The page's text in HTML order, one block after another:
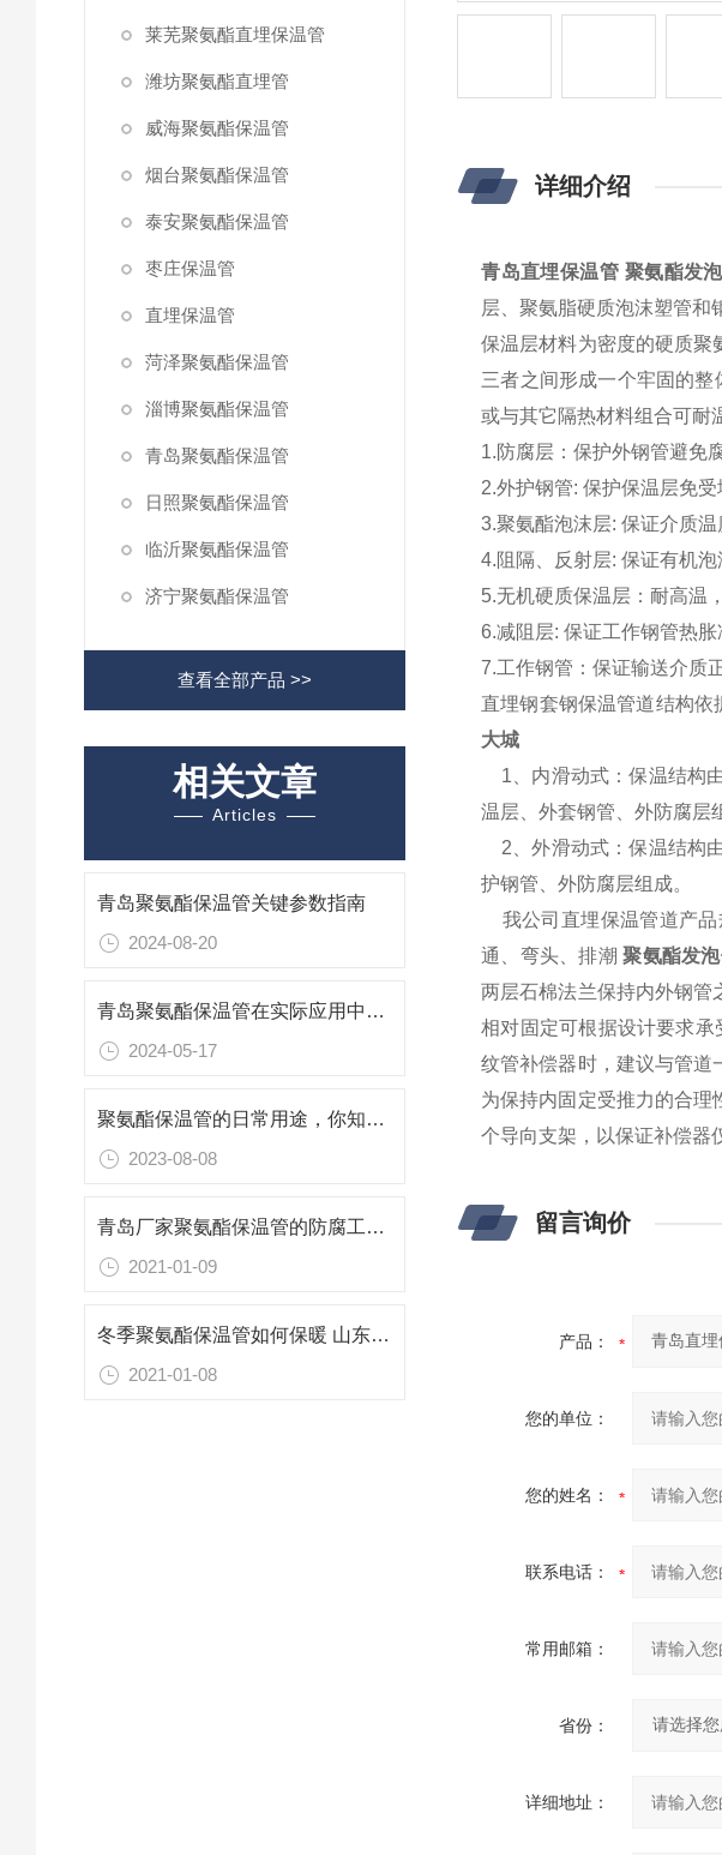
莱芜聚氨酯直埋保温管
潍坊聚氨酯直埋管
威海聚氨酯保温管
烟台聚氨酯保温管
泰安聚氨酯保温管
枣庄保温管
直埋保温管
菏泽聚氨酯保温管
淄博聚氨酯保温管
青岛聚氨酯保温管
日照聚氨酯保温管
临沂聚氨酯保温管
济宁聚氨酯保温管
查看全部产品 >>
相关文章
Articles
青岛聚氨酯保温管关键参数指南
2024-08-20
青岛聚氨酯保温管在实际应用中的重要性
2024-05-17
聚氨酯保温管的日常用途，你知道哪些？
2023-08-08
青岛厂家聚氨酯保温管的防腐工作流程
2021-01-09
冬季聚氨酯保温管如何保暖 山东青岛保温管厂家
2021-01-08
详细介绍
青岛直埋保温管 聚氨酯发
层、聚氨脂硬质泡沫塑管和
保温层材料为密度的硬质聚
三者之间形成一个牢固的
或与其它隔热材料组合可耐
1.防腐层：保护外钢管避免
2.外护钢管:保护保温层免受
3.聚氨酯泡沫层:保证介质温
4.阻隔、反射层:保证有机泡
5.无机硬质保温层：耐高温
6.减阻层:保证工作钢管热胀
7.工作钢管：保证输送介质
直埋钢套钢保温管道结构依
大城
1 、内滑动式：保温结
温层、外套钢管、外防腐层
2 、外滑动式：保温结
护钢管、外防腐层组成。
我公司直埋保温管道产
通、弯头、排潮 聚氨酯发
两层石棉法兰保持内外钢管
相对固定可根据设计要求承
纹管补偿器时，建议与管道
为保持内固定受推力的合理
个导向支架，以保证补偿器
留言询价
产品：
您的单位：
您的姓名：
联系电话：
常用邮箱：
省份：
详细地址：